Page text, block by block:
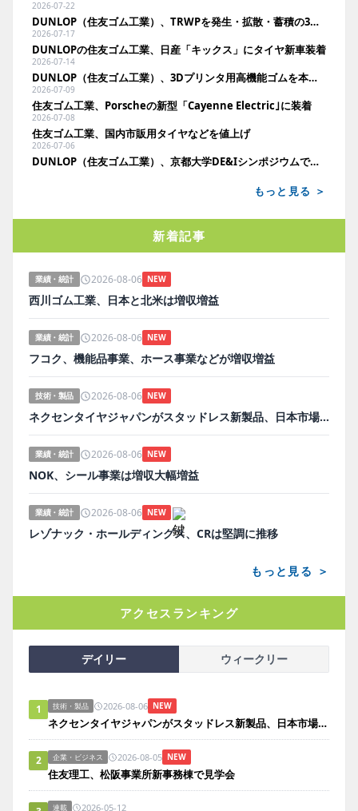
2026-07-22
DUNLOP（住友ゴム工業）、TRWPを発生・拡散・蓄積の3段階で検証。空力回収や蓄積分析で環境負荷低減へ
2026-07-17
DUNLOPの住友ゴム工業、日産「キックス」にタイヤ新車装着
2026-07-14
DUNLOP（住友ゴム工業）、3Dプリンタ用高機能ゴムを本格事業化。11月に国内法人向け発売へ
2026-07-09
住友ゴム工業、Porscheの新型「Cayenne Electric｣に装着
2026-07-08
住友ゴム工業、国内市販用タイヤなどを値上げ
2026-07-06
DUNLOP（住友ゴム工業）、京都大学DE&Iシンポジウムでポスター発表
もっと見る ＞
新着記事
業績・統計 2026-08-06 NEW
西川ゴム工業、日本と北米は増収増益
業績・統計 2026-08-06 NEW
フコク、機能品事業、ホース事業などが増収増益
技術・製品 2026-08-06 NEW
ネクセンタイヤジャパンがスタッドレス新製品、日本市場にらみ開発
業績・統計 2026-08-06 NEW
NOK、シール事業は増収大幅増益
業績・統計 2026-08-06 NEW
レゾナック・ホールディングス、CRは堅調に推移
もっと見る ＞
アクセスランキング
デイリー ウィークリー
1 技術・製品 2026-08-06 NEW
ネクセンタイヤジャパンがスタッドレス新製品、日本市場にらみ開発
2 企業・ビジネス 2026-08-05 NEW
住友理工、松阪事業所新事務棟で見学会
連載 2026-05-12